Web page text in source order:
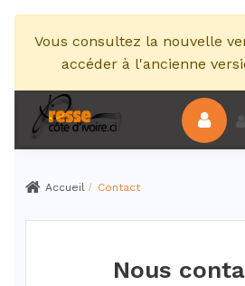
Vous consultez la nouvelle
accéder à l'ancienne
Accueil Contact
Nous